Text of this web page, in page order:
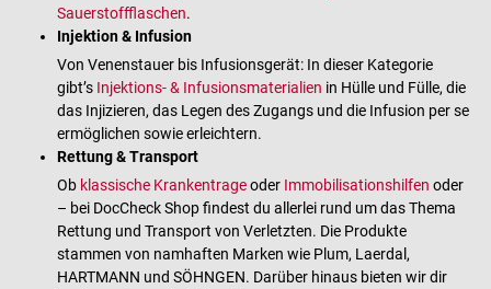
Sauerstoffflaschen.
Injektion & Infusion
Von Venenstauer bis Infusionsgerät: In dieser Kategorie
gibt’s Injektions- & Infusionsmaterialien in Hülle und Fülle, die
das Injizieren, das Legen des Zugangs und die Infusion per se
ermöglichen sowie erleichtern.
Rettung & Transport
Ob klassische Krankentrageoder Immobilisationshilfen oder
– bei DocCheck Shop findest du allerlei rund um das Thema
Rettung und Transport von Verletzten. Die Produkte
stammen von namhaften Marken wie Plum, Laerdal,
HARTMANN und SÖHNGEN. Darüber hinaus bieten wir dir